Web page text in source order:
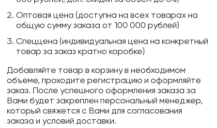
Оптовая цена (доступна на всех товарах на
общую сумму заказа от 100 000 рублей)
Спеццена (индивидуальная цена на конкретный
товар за заказ кратно коробке)
Добавляйте товар в корзину в необходимом
объеме, проходите регистрацию и оформляйте
заказ. После успешного оформления заказа за
Вами будет закреплен персональный менеджер,
который свяжется с Вами для согласования
заказа и условий доставки.